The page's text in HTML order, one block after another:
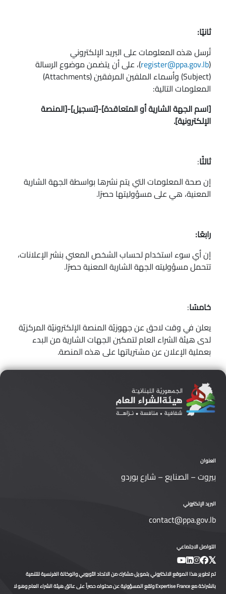
ثانيًا:
تُرسل هذه المعلومات على البريد الإلكتروني
(
register@ppa.gov.lb)، على أن يتضمن موضوع الرسالة
(Subject) وأسماء الملفين المرفقين (Attachments)
المعلومات التالية:
[اسم الجهة الشارية أو المتعاقدة]-[تسجيل]-[المنصة
الإلكترونية].
ثالثًا:
إن صحة المعلومات التي يتم نشرها بواسطة الجهة الشارية
المعنية، هي على مسؤوليتها حصرًا.
رابعًا:
إن أي سوء استخدام لحساب الشخص المعني بنشر الإعلانات،
تتحمل مسؤوليته الجهة الشارية المعنية حصرًا.
خامسًا:
يعلن في وقت لاحق عن جهوزيّة المنصة الإلكترونيّة المركزيّة
لدى هيئة الشراء العام لتمكين الجهات الشارية من البدء
بعملية الإعلان عن مشترياتها على هذه المنصة.
العنوان
بيروت – الصنايع – شارع بوردو
البريد الإلكتروني
contact@ppa.gov.lb
التواصل الاجتماعي
تم تطوير هذا الموقع الالكتروني بتمويل مشترك من الاتحاد الأوروبي والوكالة الفرنسية للتنمية
بالشراكة مع Expertise France وتقع المسؤولية عن محتواه حصراً على عاتق هيئة الشراء العام وهو لا